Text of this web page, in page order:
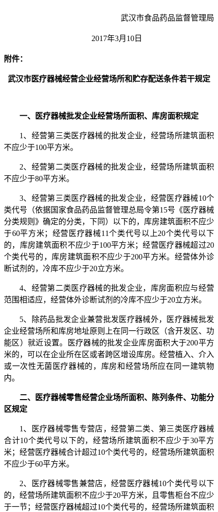
武汉市食品药品监督管理局
2017年3月10日
附件：
武汉市医疗器械经营企业经营场所和贮存配送条件若干规定
一、医疗器械批发企业经营场所面积、库房面积规定
1、经营第三类医疗器械的批发企业，经营场所建筑面积
不应少于100平方米。
2、经营第二类医疗器械的批发企业，经营场所建筑面积
不应少于80平方米。
3、经营第三类医疗器械的批发企业，经营医疗器械10个
类代号（依据国家食品药品监督管理总局令第15号《医疗器械
分类规则》确定的分类，下同）以下的，库房建筑面积不应少
于60平方米；经营医疗器械11个类代号以上20个类代号以下
的，库房建筑面积不应少于100平方米；经营医疗器械超过20
个类代号的，库房建筑面积不应少于200平方米。经营体外诊
断试剂的，冷库不应少于20立方米。
4、经营第二类医疗器械的批发企业，库房面积应与经营
范围相适应，经营体外诊断试剂的冷库不应少于20立方米。
5、除药品批发企业兼营批发医疗器械外，医疗器械批发
企业经营场所和库房地址原则上在同一行政区（含开发区、功
能区）就近设置。医疗器械的批发企业库房面积大于200平方
米的，可以在企业所在区或者跨区增设库房。经营植入、介入
或一次性无菌医疗器械的，库房和经营场所应在同一建筑物
内。
二、医疗器械零售经营企业场所面积、陈列条件、功能分
区规定
1、医疗器械零售专营店，经营第二类、第三类医疗器械
合计10个类代号以下的，经营场所建筑面积不应少于30平方
米；经营医疗器械合计超过10个类代号的，经营场所建筑面积
不应少于60平方米。
2、医疗器械零售兼营店，经营医疗器械10个类代号以下
的，经营场所建筑面积不应少于20平方米，且零售柜台不应少
于一节；经营医疗器械超过10个类代号的，经营场所建筑面积